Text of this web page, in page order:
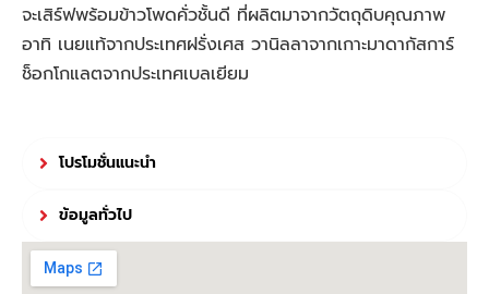
จะเสิร์ฟพร้อมข้าวโพดคั่วชั้นดี ที่ผลิตมาจากวัตถุดิบคุณภาพ
อาทิ เนยแท้จากประเทศฝรั่งเศส วานิลลาจากเกาะมาดากัสการ์
ช็อกโกแลตจากประเทศเบลเยียม
โปรโมชั่นแนะนำ
ข้อมูลทั่วไป